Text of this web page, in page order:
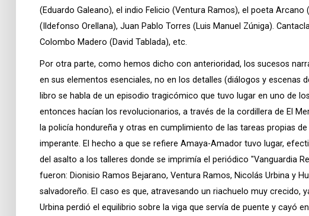
(Eduardo Galeano), el indio Felicio (Ventura Ramos), el poeta Arcano
(Ildefonso Orellana), Juan Pablo Torres (Luis Manuel Zúniga).
Colombo Madero (David Tablada), etc.
Por otra parte, como hemos dicho con anterioridad, los sucesos
en sus elementos esenciales, no en los detalles (diálogos y escenas
libro se habla de un episodio tragicómico que tuvo lugar en uno de
entonces hacían los revolucionarios, a través de la cordillera de El
la policía hondureña y otras en cumplimiento de las tareas propias
imperante. El hecho a que se refiere Amaya-Amador tuvo lugar,
del asalto a los talleres donde se imprimía el periódico "Vanguardia
fueron: Dionisio Ramos Bejarano, Ventura Ramos, Nicolás Urbina y
salvadoreño. El caso es que, atravesando un riachuelo muy crecido,
Urbina perdió el equilibrio sobre la viga que servía de puente y cayó